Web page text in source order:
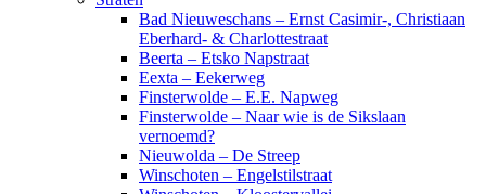
Bad Nieuweschans – Ernst Casimir-, Christiaan
Eberhard- & Charlottestraat
Beerta – Etsko Napstraat
Eexta – Eekerweg
Finsterwolde – E.E. Napweg
Finsterwolde – Naar wie is de Sikslaan
vernoemd?
Nieuwolda – De Streep
Winschoten – Engelstilstraat